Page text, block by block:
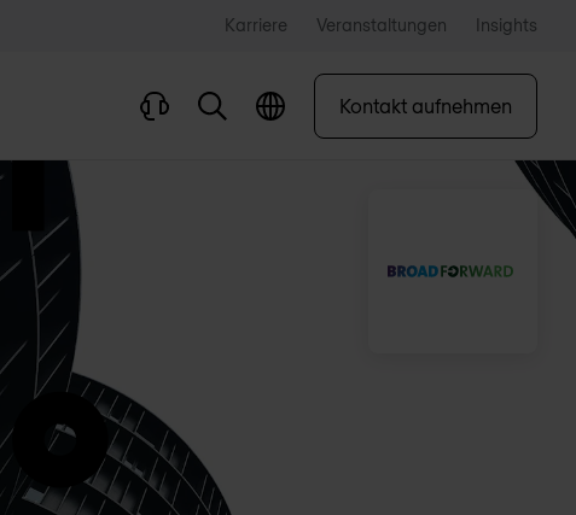
Karriere Veranstaltungen Insights
Kontakt aufnehmen